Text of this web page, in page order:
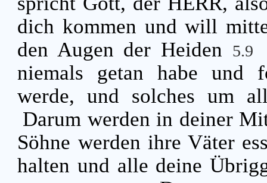
dich kommen und will
den Augen der Heiden
5.9
niemals getan habe und
werde, und solches um
Darum werden in deiner
Söhne werden ihre Väter
halten und alle deine